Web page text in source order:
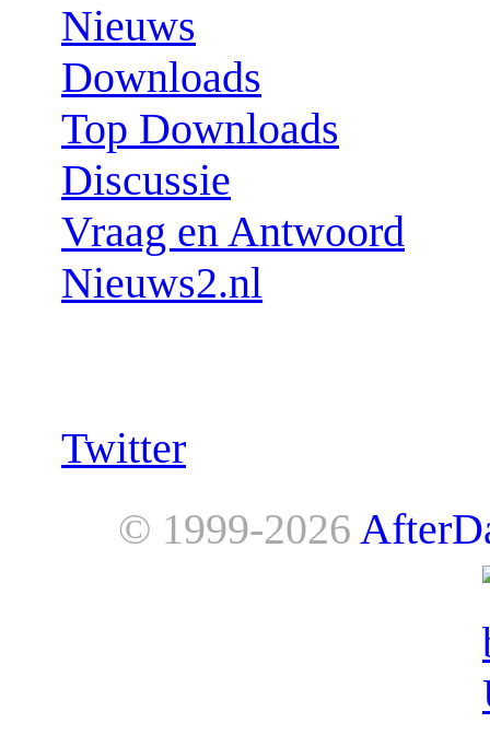
Nieuws
Downloads
Top Downloads
Discussie
Vraag en Antwoord
Nieuws2.nl
Twitter
© 1999-2026